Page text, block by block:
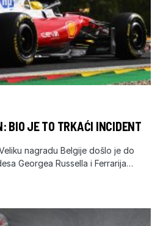
BIO JE TO TRKAĆI INCIDENT
nagradu Belgije došlo je do
Georgea Russella i Ferrarija…